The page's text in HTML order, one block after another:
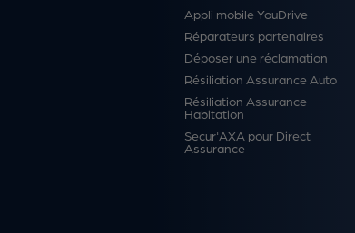
Appli mobile YouDrive
Réparateurs partenaires
Déposer une réclamation
Résiliation Assurance Auto
Résiliation Assurance
Habitation
Secur'AXA pour Direct
Assurance